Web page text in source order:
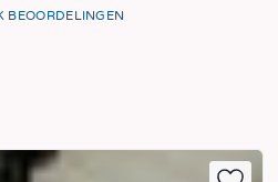
BEOORDELINGEN